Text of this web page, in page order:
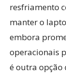
resfriamento
manter o
embora
operacionais
é outra